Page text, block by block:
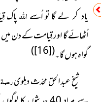
یاد کر لےگا تو اُسےاللہپاک
اُٹھائے گا اور قِیامت کے دن
گواہ ہوں گا۔(
[16]
)
شیخ عبد الحق محدّث دہلوی